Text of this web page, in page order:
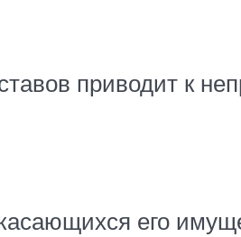
приводит к
его